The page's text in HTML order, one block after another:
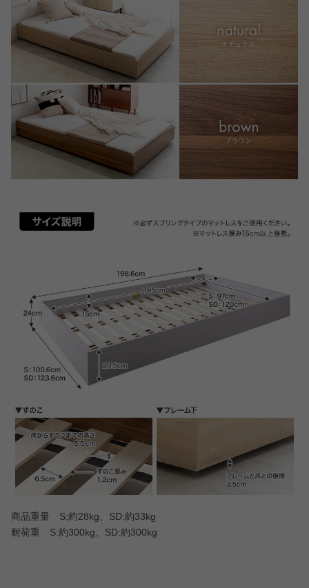
商品重量 S:約28kg、SD:約33kg
耐荷重 S:約300kg、SD:約300kg